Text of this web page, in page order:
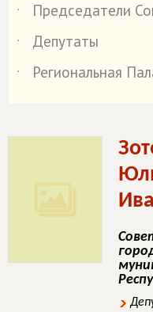
˙
Председатели
˙
Депутаты
˙
Региональная